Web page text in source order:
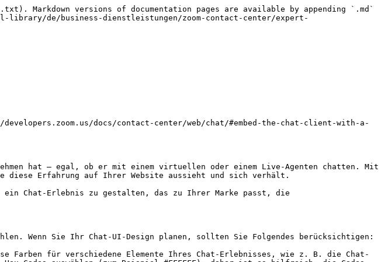
Markdown versions of documentation pages are available by appending `.md`
de/business-dienstleistungen/zoom-contact-center/expert-
docs/contact-center/web/chat/#embed-the-chat-client-with-a-
hat – egal, ob er mit einem virtuellen oder einem Live-Agenten chatten. Mit
diese Erfahrung auf Ihrer Website aussieht und sich verhält.
Chat-Erlebnis zu gestalten, das zu Ihrer Marke passt, die
Wenn Sie Ihr Chat-UI-Design planen, sollten Sie Folgendes berücksichtigen:
Farben für verschiedene Elemente Ihres Chat-Erlebnisses, wie z. B. die Chat-